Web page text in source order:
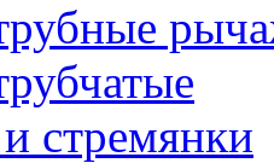
стремянки